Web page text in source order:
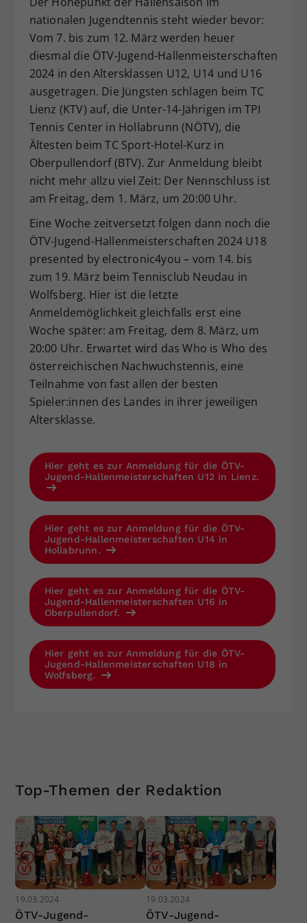
nationalen Jugendtennis steht wieder bevor:
Vom 7. bis zum 12. März werden heuer
diesmal die ÖTV-Jugend-Hallenmeisterschaften
2024 in den Altersklassen U12, U14 und U16
ausgetragen. Die Jüngsten schlagen beim TC
Lienz (KTV) auf, die Unter-14-Jährigen im TPI
Tennis Center in Hollabrunn (NÖTV), die
Ältesten beim TC Sport-Hotel-Kurz in
Oberpullendorf (BTV). Zur Anmeldung bleibt
nicht mehr allzu viel Zeit: Der Nennschluss ist
am Freitag, dem 1. März, um 20:00 Uhr.
Eine Woche zeitversetzt folgen dann noch die
ÖTV-Jugend-Hallenmeisterschaften 2024 U18
presented by electronic4you – vom 14. bis
zum 19. März beim Tennisclub Neudau in
Wolfsberg. Hier ist die letzte
Anmeldemöglichkeit gleichfalls erst eine
Woche später: am Freitag, dem 8. März, um
20:00 Uhr. Erwartet wird das Who is Who des
österreichischen Nachwuchstennis, eine
Teilnahme von fast allen der besten
Spieler:innen des Landes in ihrer jeweiligen
Altersklasse.
Hier geht es zur Anmeldung für die ÖTV-
Jugend-Hallenmeisterschaften U12 in Lienz.
Hier geht es zur Anmeldung für die ÖTV-
Jugend-Hallenmeisterschaften U14 in
Hollabrunn.
Hier geht es zur Anmeldung für die ÖTV-
Jugend-Hallenmeisterschaften U16 in
Oberpullendorf.
Hier geht es zur Anmeldung für die ÖTV-
Jugend-Hallenmeisterschaften U18 in
Wolfsberg.
Top-Themen der Redaktion
19.03.2024
ÖTV-Jugend-
19.03.2024
ÖTV-Jugend-
Zweck
Dieser Wert speichert Ihre Consent-
Einstellungen. Unter anderem eine
zufällig generierte ID, für die
historische Speicherung Ihrer
vorgenommen Einstellungen, falls der
Webseiten-Betreiber dies eingestellt
hat.